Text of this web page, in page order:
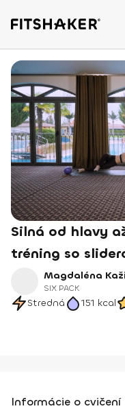
Silná od hlavy
tréning so
Magdaléna
SIX PACK
Stredná 151 kcal
Informácie o cvičení